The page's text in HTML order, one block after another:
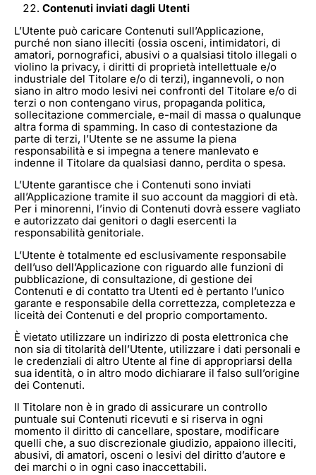
Contenuti inviati dagli Utenti
L’Utente può caricare Contenuti sull’Applicazione,
purché non siano illeciti (ossia osceni, intimidatori, di
amatori, pornografici, abusivi o a qualsiasi titolo illegali o
violino la privacy, i diritti di proprietà intellettuale e/o
industriale del Titolare e/o di terzi), ingannevoli, o non
siano in altro modo lesivi nei confronti del Titolare e/o di
terzi o non contengano virus, propaganda politica,
sollecitazione commerciale, e-mail di massa o qualunque
altra forma di spamming. In caso di contestazione da
parte di terzi, l’Utente se ne assume la piena
responsabilità e si impegna a tenere manlevato e
indenne il Titolare da qualsiasi danno, perdita o spesa.
L’Utente garantisce che i Contenuti sono inviati
all’Applicazione tramite il suo account da maggiori di età.
Per i minorenni, l’invio di Contenuti dovrà essere vagliato
e autorizzato dai genitori o dagli esercenti la
responsabilità genitoriale.
L’Utente è totalmente ed esclusivamente responsabile
dell’uso dell’Applicazione con riguardo alle funzioni di
pubblicazione, di consultazione, di gestione dei
Contenuti e di contatto tra Utenti ed è pertanto l’unico
garante e responsabile della correttezza, completezza e
liceità dei Contenuti e del proprio comportamento.
È vietato utilizzare un indirizzo di posta elettronica che
non sia di titolarità dell’Utente, utilizzare i dati personali e
le credenziali di altro Utente al fine di appropriarsi della
sua identità, o in altro modo dichiarare il falso sull’origine
dei Contenuti.
Il Titolare non è in grado di assicurare un controllo
puntuale sui Contenuti ricevuti e si riserva in ogni
momento il diritto di cancellare, spostare, modificare
quelli che, a suo discrezionale giudizio, appaiono illeciti,
abusivi, di amatori, osceni o lesivi del diritto d’autore e
dei marchi o in ogni caso inaccettabili.